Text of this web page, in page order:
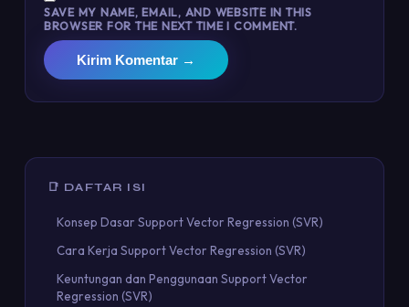
SAVE MY NAME, EMAIL, AND WEBSITE IN THIS
BROWSER FOR THE NEXT TIME I COMMENT.
Kirim Komentar →
📑 DAFTAR ISI
Konsep Dasar Support Vector Regression (SVR)
Cara Kerja Support Vector Regression (SVR)
Keuntungan dan Penggunaan Support Vector
Regression (SVR)